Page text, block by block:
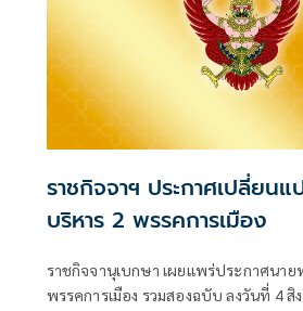
ราชกิจจาฯ ประกาศเปลี่ยน
บริหาร 2 พรรคการเมือง
ราชกิจจานุเบกษา เผยแพร่ประกาศนาย
พรรคการเมือง รวมสองฉบับ ลงวันที่ 4 สิ